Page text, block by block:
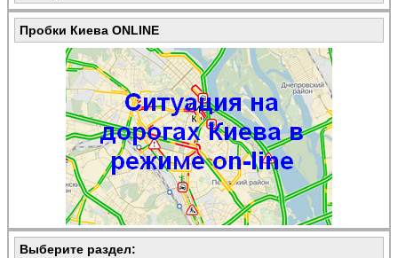
Пробки Киева ONLINE
Выберите раздел: